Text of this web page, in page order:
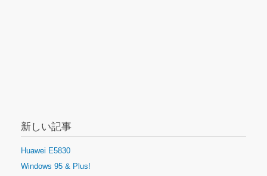
新しい記事
Huawei E5830
Windows 95 & Plus!